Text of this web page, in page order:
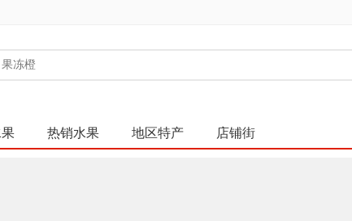
热销水果 地区特产 店铺街